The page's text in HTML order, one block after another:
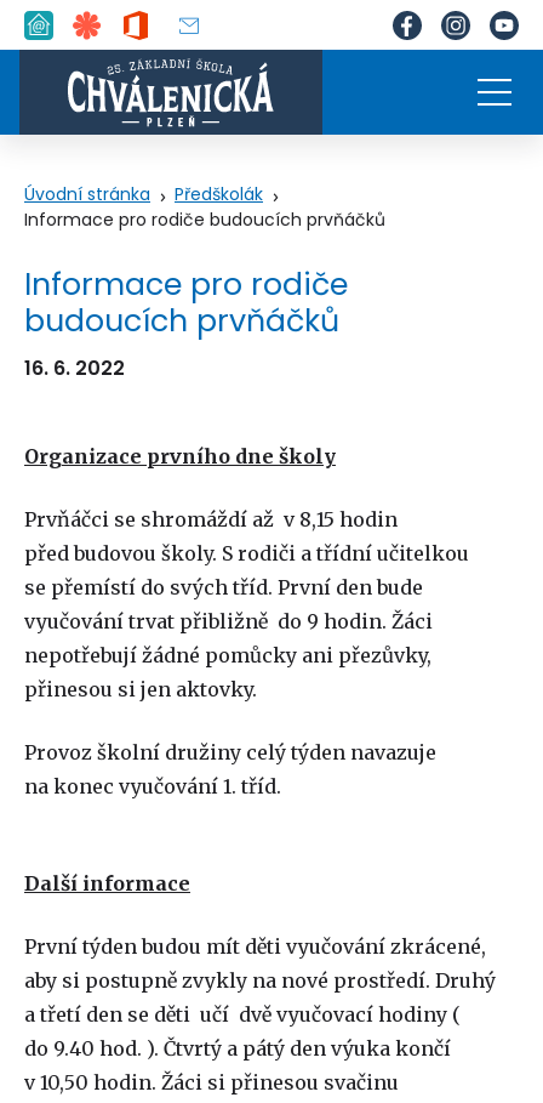
Úvodní stránka
Předškolák
Informace pro rodiče budoucích prvňáčků
Informace pro rodiče
budoucích prvňáčků
16. 6. 2022
Organizace prvního dne školy
Prvňáčci se shromáždí až v 8,15 hodin
před budovou školy. S rodiči a třídní učitelkou
se přemístí do svých tříd. První den bude
vyučování trvat přibližně do 9 hodin. Žáci
nepotřebují žádné pomůcky ani přezůvky,
přinesou si jen aktovky.
Provoz školní družiny celý týden navazuje
na konec vyučování 1. tříd.
Další informace
První týden budou mít děti vyučování zkrácené,
aby si postupně zvykly na nové prostředí. Druhý
a třetí den se děti učí dvě vyučovací hodiny (
do 9.40 hod. ). Čtvrtý a pátý den výuka končí
v 10,50 hodin. Žáci si přinesou svačinu